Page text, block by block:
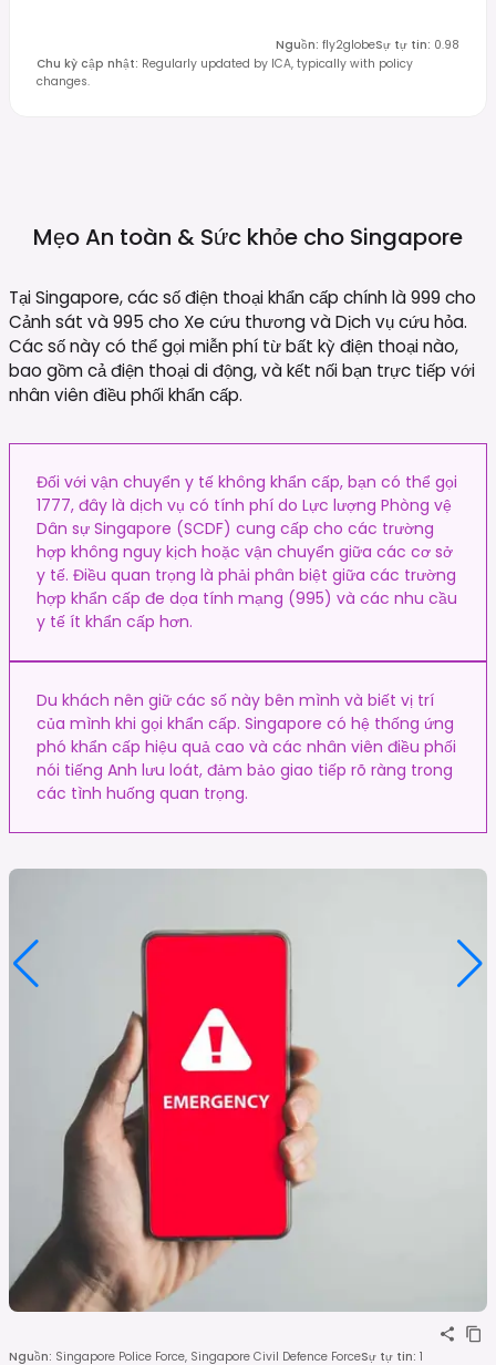
Nguồn: fly2globeSự tự tin: 0.98
Chu kỳ cập nhật: Regularly updated by ICA, typically with policy
changes.
Mẹo An toàn & Sức khỏe cho Singapore
Tại Singapore, các số điện thoại khẩn cấp chính là 999 cho
Cảnh sát và 995 cho Xe cứu thương và Dịch vụ cứu hỏa.
Các số này có thể gọi miễn phí từ bất kỳ điện thoại nào,
bao gồm cả điện thoại di động, và kết nối bạn trực tiếp với
nhân viên điều phối khẩn cấp.
Đối với vận chuyển y tế không khẩn cấp, bạn có thể gọi
1777, đây là dịch vụ có tính phí do Lực lượng Phòng vệ
Dân sự Singapore (SCDF) cung cấp cho các trường
hợp không nguy kịch hoặc vận chuyển giữa các cơ sở
y tế. Điều quan trọng là phải phân biệt giữa các trường
hợp khẩn cấp đe dọa tính mạng (995) và các nhu cầu
y tế ít khẩn cấp hơn.
Du khách nên giữ các số này bên mình và biết vị trí
của mình khi gọi khẩn cấp. Singapore có hệ thống ứng
phó khẩn cấp hiệu quả cao và các nhân viên điều phối
nói tiếng Anh lưu loát, đảm bảo giao tiếp rõ ràng trong
các tình huống quan trọng.
Nguồn: Singapore Police Force, Singapore Civil Defence ForceSự tự tin: 1